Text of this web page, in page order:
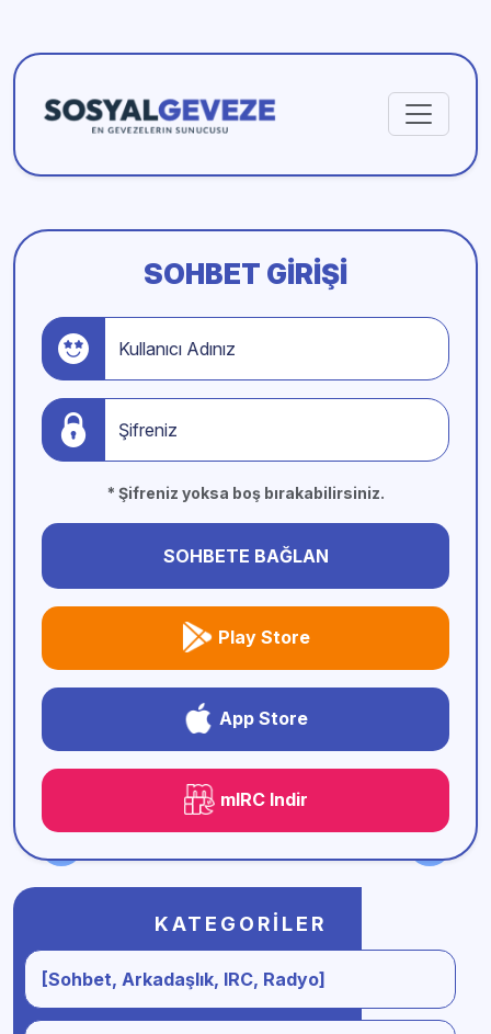
SOHBET GIRIŞI
Kullanıcı Adınız
Şifreniz
* Şifreniz yoksa boş bırakabilirsiniz.
SOHBETE BAĞLAN
Play Store
App Store
mIRC Indir
KATEGORILER
[Sohbet, Arkadaşlık, IRC, Radyo]